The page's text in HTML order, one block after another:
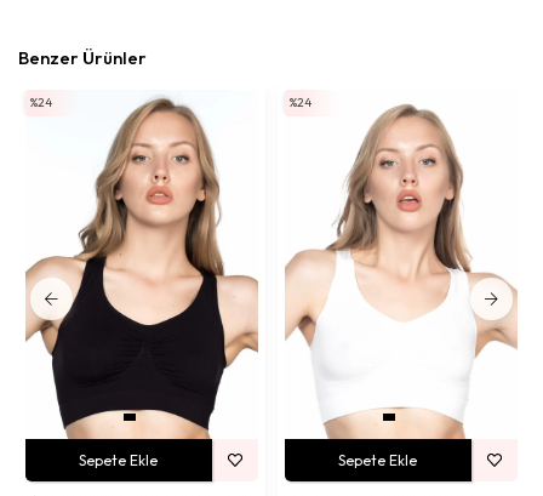
Benzer Ürünler
Sepete Ekle
%24
Sepete Ekle
%24